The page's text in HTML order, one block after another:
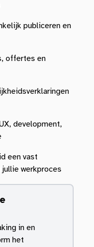
publiceren en
offertes en
development,
een vast
werkproces
in en
het